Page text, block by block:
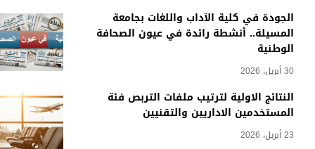
الجودة في كلية الآداب واللغات بجامعة
المسيلة.. أنشطة رائدة في عيون الصحافة
الوطنية
30 أبريل، 2026
النتائج الاولية لترتيب ملفات التربص فئة
المستخدمين الاداريين والتقنيين
23 أبريل، 2026